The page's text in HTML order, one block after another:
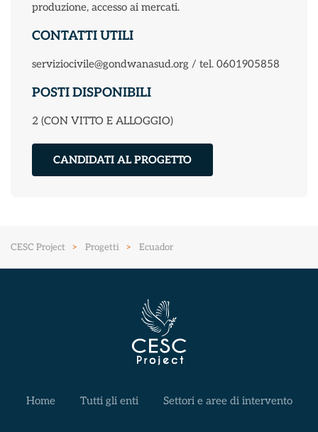
produzione, accesso ai mercati.
CONTATTI UTILI
serviziocivile@gondwanasud.org / tel. 0601905858
POSTI DISPONIBILI
2 (CON VITTO E ALLOGGIO)
CANDIDATI AL PROGETTO
CESC Project Progetti Ecuador
Home Tutti gli enti Settori e aree di intervento